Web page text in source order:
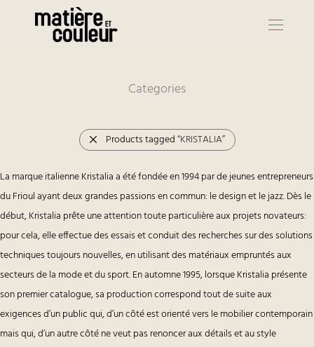
Categories
Products tagged“KRISTALIA”
La marque italienne Kristalia a été fondée en 1994 par de jeunes entrepreneurs
du Frioul ayant deux grandes passions en commun: le design et le jazz. Dès le
début, Kristalia prête une attention toute particulière aux projets novateurs:
pour cela, elle effectue des essais et conduit des recherches sur des solutions
techniques toujours nouvelles, en utilisant des matériaux empruntés aux
secteurs de la mode et du sport. En automne 1995, lorsque Kristalia présente
son premier catalogue, sa production correspond tout de suite aux
exigences d’un public qui, d’un côté est orienté vers le mobilier contemporain
mais qui, d’un autre côté ne veut pas renoncer aux détails et au style